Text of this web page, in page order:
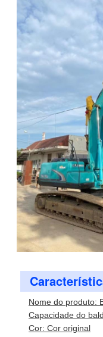
Nome do produto:
Capacidade do
Cor: Cor original